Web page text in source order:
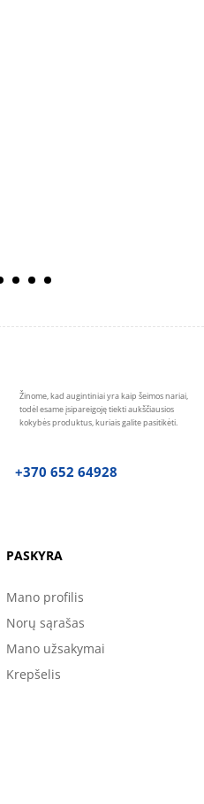
Žinome, kad augintiniai yra kaip šeimos nariai,
todėl esame įsipareigoję tiekti aukščiausios
kokybės produktus, kuriais galite pasitikėti.
+370 652 64928
PASKYRA
Mano profilis
Norų sąrašas
Mano užsakymai
Krepšelis